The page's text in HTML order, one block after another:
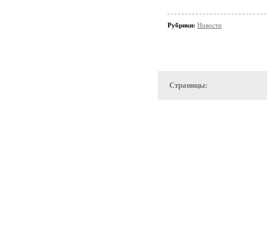
Рубрики: Новости
Страницы: